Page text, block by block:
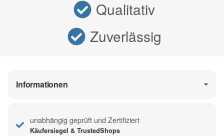
Qualitativ
Zuverlässig
Informationen
unabhängig geprüft und Zertifiziert
Käufersiegel & TrustedShops